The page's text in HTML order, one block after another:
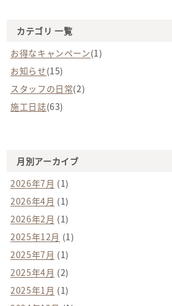
カテゴリ 一覧
お得なキャンペーン(1)
お知らせ(15)
スタッフの日常(2)
施工日誌(63)
月別アーカイブ
2026年7月 (1)
2026年4月 (1)
2026年2月 (1)
2025年12月 (1)
2025年7月 (1)
2025年4月 (2)
2025年1月 (1)